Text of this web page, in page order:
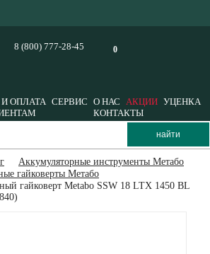
0
8 (800) 777-28-45
ОПЛАТА СЕРВИС О НАС АКЦИИ УЦЕНКА
КОНТАКТЫ
Аккумуляторные инструменты Метабо
гайковерты Метабо
гайковерт Metabo SSW 18 LTX 1450 BL